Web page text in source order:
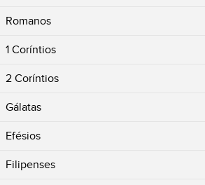
Romanos
1 Coríntios
2 Coríntios
Gálatas
Efésios
Filipenses